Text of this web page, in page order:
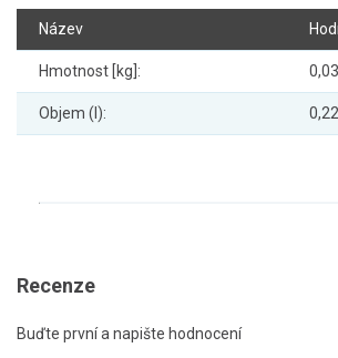
Název
Hmotnost [kg]:
Objem (l):
Recenze
Buďte první a napište hodnocení